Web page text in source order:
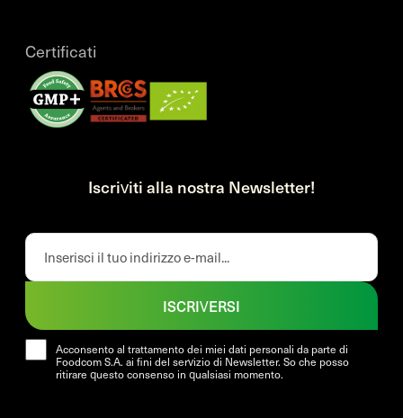
Certificati
Iscriviti alla nostra Newsletter!
Acconsento al trattamento dei miei dati personali da parte di
Foodcom S.A. ai fini del servizio di Newsletter. So che posso
ritirare questo consenso in qualsiasi momento.
ISCRIVERSI